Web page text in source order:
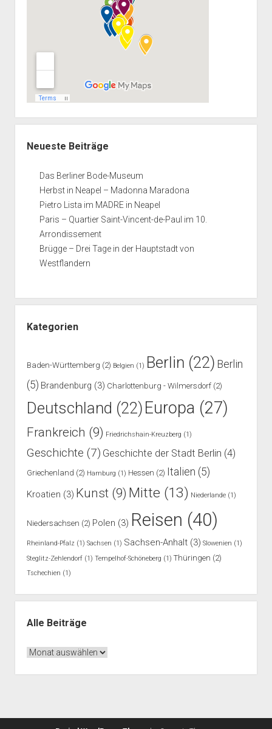
Neueste Beiträge
Das Berliner Bode-Museum
Herbst in Neapel – Madonna Maradona
Pietro Lista im MADRE in Neapel
Paris – Quartier Saint-Vincent-de-Paul im 10.
Arrondissement
Brügge – Drei Tage in der Hauptstadt von
Westflandern
Kategorien
Baden-Württemberg (2) Belgien (1) Berlin (22) Berlin
(5) Brandenburg (3) Charlottenburg - Wilmersdorf(2)
Deutschland (22) Europa (27)
Frankreich (9) Friedrichshain-Kreuzberg (1)
Geschichte (7) Geschichte der Stadt Berlin (4)
Griechenland (2) Hamburg (1) Hessen (2) Italien (5)
Kroatien (3) Kunst(9) Mitte (13) Niederlande(1)
Niedersachsen (2) Polen (3) Reisen (40)
Rheinland-Pfalz(1) Sachsen (1) Sachsen-Anhalt(3) Slowenien (1)
Steglitz-Zehlendorf (1) Tempelhof-Schöneberg (1) Thüringen (2)
Tschechien (1)
Alle Beiträge
Alle